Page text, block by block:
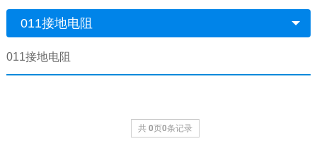
011接地电阻
011接地电阻
共0页0条记录